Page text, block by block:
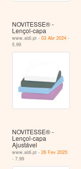
NOVITESSE® -
Lençol-capa
www.aldi.pt -03 Abr 2024 -
5.99
NOVITESSE® -
Lençol-capa
Ajustável
www.aldi.pt -26 Fev 2025
- 7.99